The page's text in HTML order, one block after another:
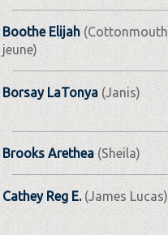
Boothe Elijah(Cottonmouth
jeune)
Borsay LaTonya(Janis)
Brooks Arethea (Sheila)
Cathey Reg E.(James Lucas)